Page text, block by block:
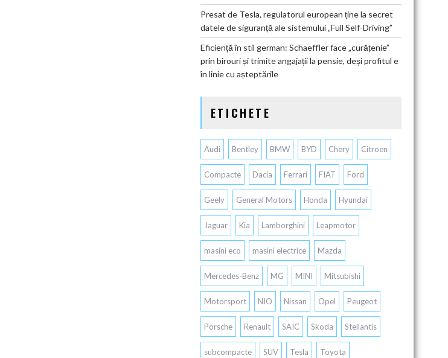
Presat de Tesla, regulatorul european ține la secret
datele de siguranță ale sistemului „Full Self-Driving”
Eficiență în stil german: Schaeffler face „curățenie”
prin birouri și trimite angajații la pensie, deși profitul e
în linie cu așteptările
ETICHETE
Audi Bentley BMW BYD Chery Citroen
Compacte Dacia Ferrari FIAT Ford
Geely General Motors Honda Hyundai
Jaguar Kia Lamborghini Leapmotor
masini eco masini electrice Mazda
Mercedes-Benz MG MINI Mitsubishi
Motorsport NIO Nissan Opel Peugeot
Porsche Renault SAIC Skoda Stellantis
subcompacte SUV Tesla Toyota